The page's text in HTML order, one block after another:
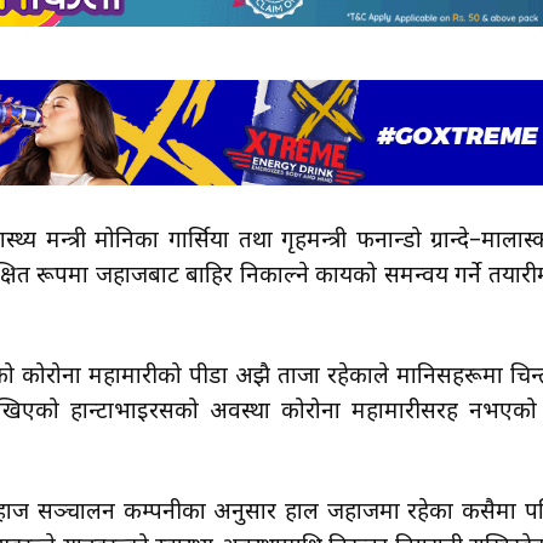
मोनिका गार्सिया तथा गृहमन्त्री फर्नान्डो
रूपमा जहाजबाट बाहिर निकाल्ने कार्यको समन्वय गर्ने
कोरोना महामारीको पीडा अझै ताजा रहेकाले मानिसहरूमा
हान्टाभाइरसको अवस्था कोरोना महामारीसरह
सञ्चालन कम्पनीका अनुसार हाल जहाजमा रहेका कसैमा